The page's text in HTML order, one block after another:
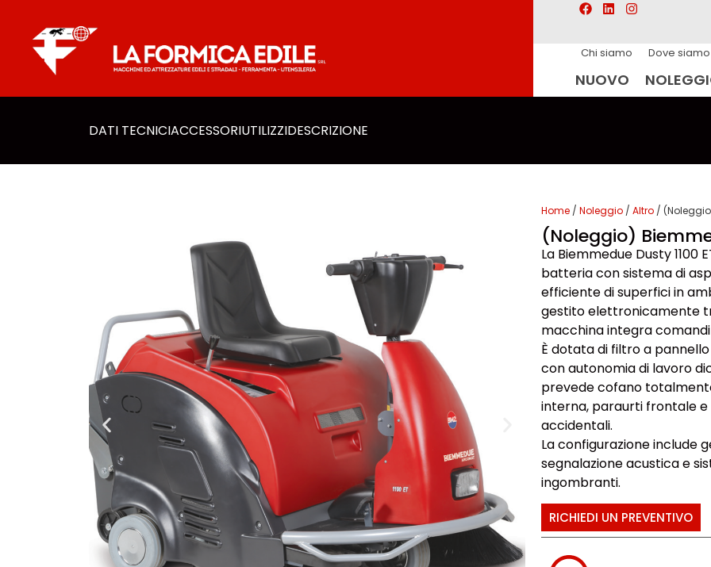
Chi siamo Dove siamo
NUOVO
DATI TECNICIACCESSORI​UTILIZZIDESCRIZIONE
Home / Noleggio / Altro /
(Noleggio)
La Biemmedue Dusty
batteria con sistema di
efficiente di superfici in
gestito elettronicamente
macchina integra
È dotata di filtro a
con autonomia di lavoro
prevede cofano
interna, paraurti frontale e
accidentali.
La configurazione include
segnalazione acustica e
ingombranti.
RICHIEDI UN PREVENTIVO